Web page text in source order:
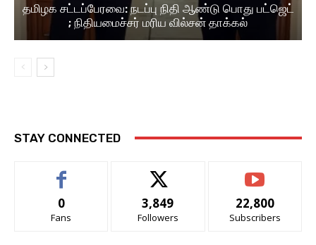
தமிழக சட்டப்பேரவை: நடப்பு நிதி ஆண்​டு பொது பட்ஜெட்
; நிதியமைச்சர் மரிய வில்சன் தாக்​கல்
STAY CONNECTED
0
Fans
3,849
Followers
22,800
Subscribers